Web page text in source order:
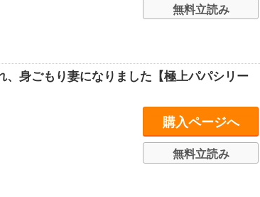
無料立読み
、身ごもり妻になりました【極上パパシリー
購入ページへ
無料立読み